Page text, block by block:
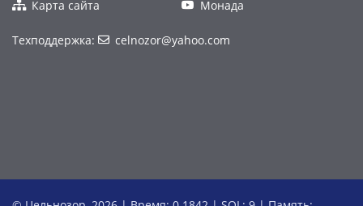
Карта сайта
Монада
Техподдержка: celnozor@yahoo.com